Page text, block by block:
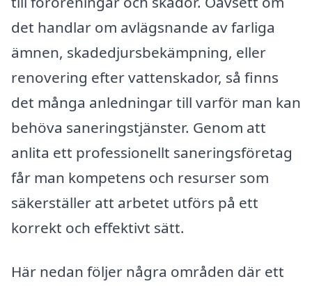
det handlar om avlägsnande av farliga
ämnen, skadedjursbekämpning, eller
renovering efter vattenskador, så finns
det många anledningar till varför man kan
behöva saneringstjänster. Genom att
anlita ett professionellt saneringsföretag
får man kompetens och resurser som
säkerställer att arbetet utförs på ett
korrekt och effektivt sätt.
Här nedan följer några områden där ett